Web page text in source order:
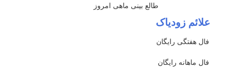
طالع بینی ماهی امروز
علائم زودیاک
فال هفتگی رایگان
فال ماهانه رایگان